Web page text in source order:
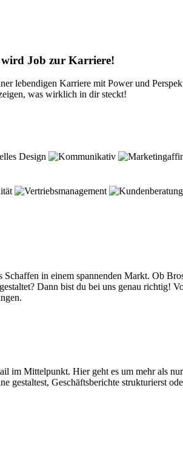
wird Job zur Karriere!
lebendigen Karriere mit Power und
was wirklich in dir steckt!
in einem spannenden Markt. Ob
Dann bist du bei uns genau
im Mittelpunkt. Hier geht es um mehr als
gestaltest, Geschäftsberichte strukturierst